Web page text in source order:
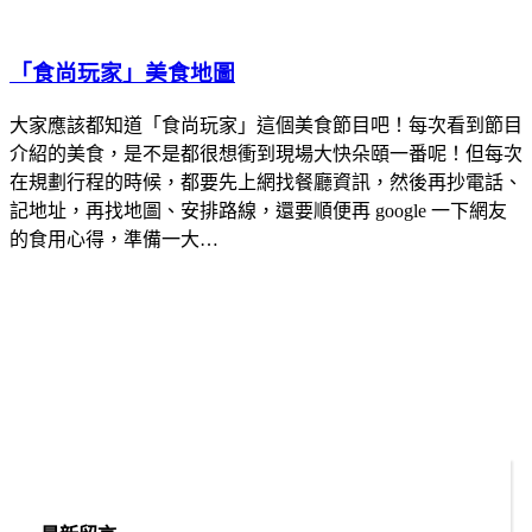
「食尚玩家」美食地圖
大家應該都知道「食尚玩家」這個美食節目吧！每次看到節目
介紹的美食，是不是都很想衝到現場大快朵頤一番呢！但每次
在規劃行程的時候，都要先上網找餐廳資訊，然後再抄電話、
記地址，再找地圖、安排路線，還要順便再 google 一下網友
的食用心得，準備一大…